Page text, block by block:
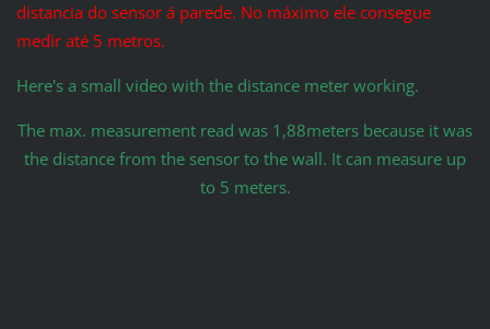
distancia do sensor á parede. No máximo ele consegue
medir até 5 metros.
Here's a small video with the distance meter working.
The max. measurement read was 1,88meters because it was
the distance from the sensor to the wall. It can measure up
to 5 meters.